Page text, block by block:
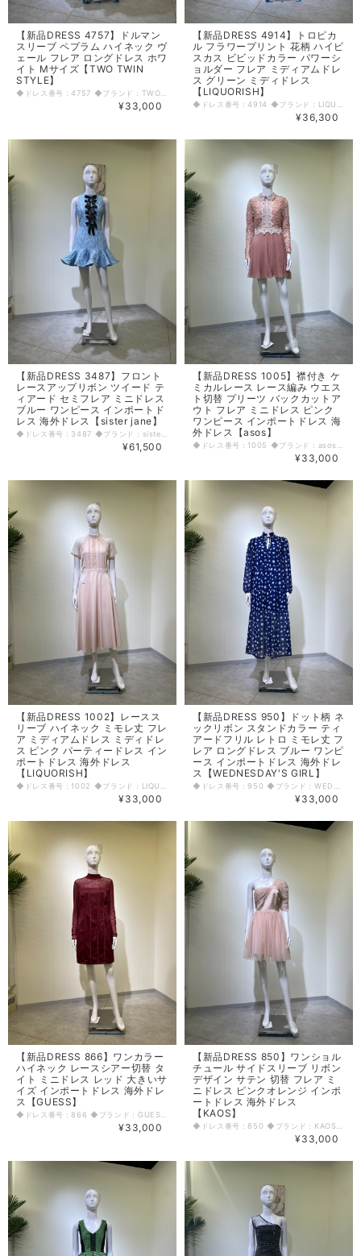
【新品DRESS 4757】ドルマン
スリーブ ペプラム ハイネック ヴ
ェール フレア ロングドレス ホワ
イト Mサイズ【TWO TWIN
STYLE】
¥33,000
【新品DRESS 4914】トロピカ
ル フラワープリント 花柄 ハイビ
スカス ビビッドカラー パワーシ
ョルダー フレア ミディアムドレ
ス グリーン ミディドレス
【LIQUORISH】
¥36,300
【新品DRESS 3487】フロント
レースアップリボン ツイード テ
ィアード セミフレア ミニドレス
ブルー ワンピース インポートド
レス 海外ドレス【sister jane】
¥61,500
【新品DRESS 1005】襟付き ケ
ミカルレース レース編み ウエス
ト切替 プリーツ バックカットア
ウト フレア ミニドレス ピンク
ワンピース インポートドレス 海
外ドレス【asos】
¥33,000
【新品DRESS 1002】レースス
リーブ ハイネック ミモレ丈 フレ
ア ミディアムドレス ミディドレ
ス ピンク パーティードレス イン
ポートドレス 海外ドレス
【LIQUORISH】
¥33,000
【新品DRESS 950】ドット柄 ネ
ックリボン スタンドカラー ティ
アードフリル レトロ ミモレ丈 フ
レア ロングドレス ブルー ワンピ
ース インポートドレス 海外ドレ
ス【WEDNESDAY'S GIRL】
¥33,000
【新品DRESS 866】ワンカラー
ハイネック レースシアー切替 タ
イト ミニドレス レッド 大きいサ
イズ インポートドレス 海外ドレ
ス【GUESS】
◆ドレス番号：866 ◆ブランド：GUESS ◆サイズ：L ◆カラー：レッド ※平置きサイズ寸法 着丈：88cm 肩幅：37cm バスト：46cm ウエスト：41cm ヒップ： 46cm アームホール：18.5cm 袖丈：63cm 原産国：ベトナム 素材：ポリエステル80% スパンデックス他20% 〈生地感〉 ＝＝＝＝＝＝＝＝＝＝＝＝＝＝＝＝ 伸縮性：若干あり 厚み：薄手 裏地：あり 透け感：若干あり(袖、デコルテ、背中上部) ＝＝＝＝＝＝＝＝＝＝＝＝＝＝＝＝ その他 背中ファスナー ◆マネキンサイズ 本体（H） 178cm バスト 78cm ウエスト 59cm ヒップ 87cm
¥33,000
【新品DRESS 850】ワンショル
チュール サイドスリーブ リボン
デザイン サテン 切替 フレア ミ
ニドレス ピンクオレンジ インポ
ートドレス 海外ドレス
【KAOS】
◆ドレス番号：850 ◆ブランド：KAOS ◆サイズ：XS ◆カラー：ピンクオレンジ ※平置きサイズ寸法 着丈：87cm バスト：37cm ウエスト：32.5cm ヒップ： 42cm アームホール：16cm 袖丈：44cm 原産国：イタリア 素材：ポリエステル100% サテン 〈生地感〉 ＝＝＝＝＝＝＝＝＝＝＝＝＝＝＝＝ 伸縮性：なし 厚み：やや厚手 裏地：あり 透け感：若干あり ＝＝＝＝＝＝＝＝＝＝＝＝＝＝＝＝ その他 ◆マネキンサイズ 本体（H） 178cm バスト 78cm ウエスト 59cm ヒップ 87cm
¥33,000